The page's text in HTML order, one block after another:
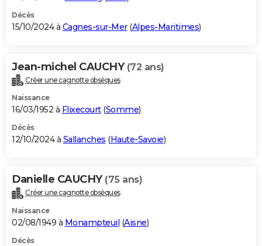
Décès
15/10/2024 à Cagnes-sur-Mer(Alpes-Maritimes)
Jean-michel CAUCHY (72 ans)
Créer une cagnotte obsèques
Naissance
16/03/1952 à Flixecourt(Somme)
Décès
12/10/2024 à Sallanches (Haute-Savoie)
Danielle CAUCHY (75 ans)
Créer une cagnotte obsèques
Naissance
02/08/1949 à Monampteuil (Aisne)
Décès